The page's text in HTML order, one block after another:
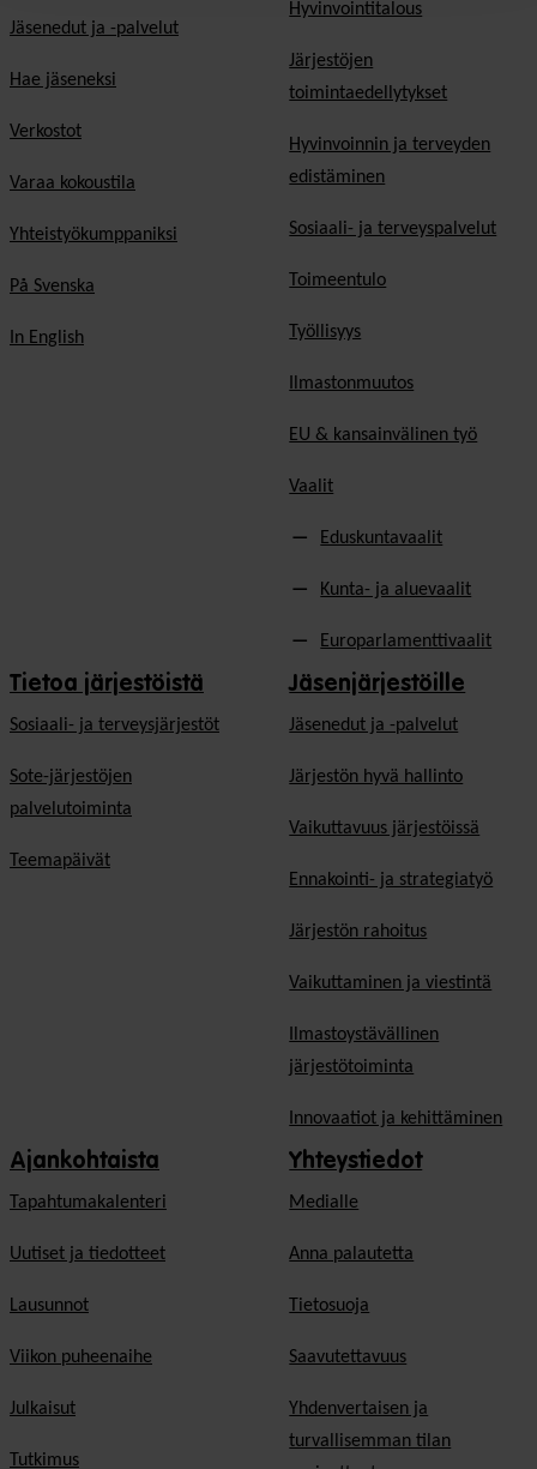
Jäsenedut ja -palvelut
Hae jäseneksi
Verkostot
Varaa kokoustila
Yhteistyökumppaniksi
På Svenska
In English
Hyvinvointitalous
Järjestöjen
toimintaedellytykset
Hyvinvoinnin ja terveyden
edistäminen
Sosiaali- ja terveyspalvelut
Toimeentulo
Työllisyys
Ilmastonmuutos
EU & kansainvälinen työ
Vaalit
Eduskuntavaalit
Kunta- ja aluevaalit
Europarlamenttivaalit
Tietoa järjestöistä
Sosiaali- ja terveysjärjestöt
Sote-järjestöjen
palvelutoiminta
Teemapäivät
Jäsenjärjestöille
Jäsen­edut ja -palvelut
Järjestön hyvä hallinto
Vaikuttavuus järjestöissä
Ennakointi- ja strategiatyö
Järjestön rahoitus
Vaikuttaminen ja viestintä
Ilmastoystävällinen
järjestötoiminta
Innovaatiot ja kehittäminen
Ajankohtaista
Tapahtumakalenteri
Uutiset ja tiedotteet
Lausunnot
Viikon puheenaihe
Julkaisut
Tutkimus
Yhteystiedot
Medialle
Anna palautetta
Tietosuoja
Saavutettavuus
Yhdenvertaisen ja
turvallisemman tilan